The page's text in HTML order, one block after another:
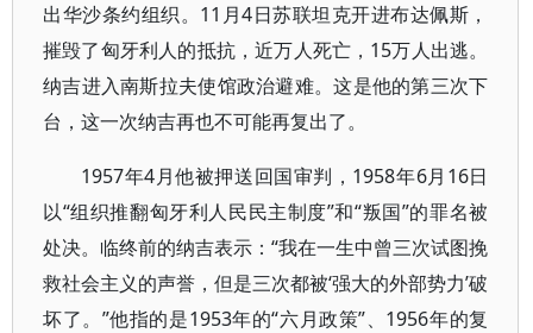
出华沙条约组织。11月4日苏联坦克开进布达佩斯，
摧毁了匈牙利人的抵抗，近万人死亡，15万人出逃。
纳吉进入南斯拉夫使馆政治避难。这是他的第三次下
台，这一次纳吉再也不可能再复出了。
1957年4月他被押送回国审判，1958年6月16日
以“组织推翻匈牙利人民民主制度”和“叛国”的罪名被
处决。临终前的纳吉表示：“我在一生中曾三次试图挽
救社会主义的声誉，但是三次都被‘强大的外部势力’破
坏了。”他指的是1953年的“六月政策”、1956年的复